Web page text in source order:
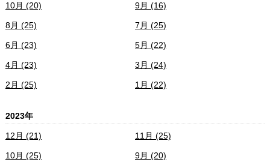
10月 (20) 9月 (16)
8月 (25) 7月 (25)
6月 (23) 5月 (22)
4月 (23) 3月 (24)
2月 (25) 1月 (22)
2023年
12月 (21) 11月 (25)
10月 (25) 9月 (20)